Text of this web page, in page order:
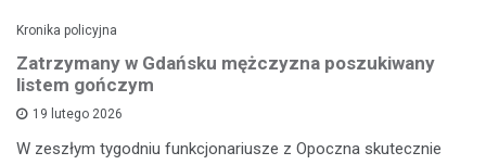
Kronika policyjna
Zatrzymany w Gdańsku mężczyzna poszukiwany
listem gończym
19 lutego 2026
W zeszłym tygodniu funkcjonariusze z Opoczna skutecznie